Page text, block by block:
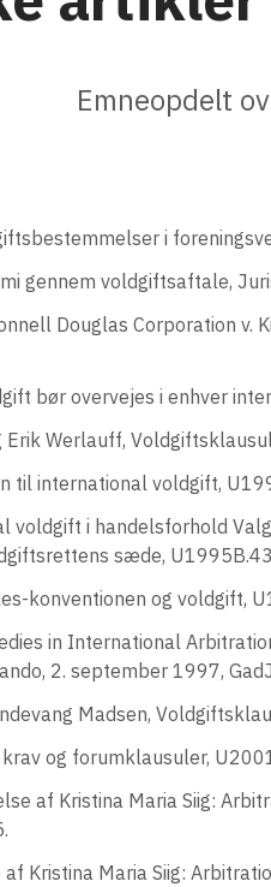
Emneopdelt
i
gennem voldgiftsaftale,
Douglas Corporation v.
bør overvejes i enhver
Erik Werlauff,
til international voldgift,
voldgift i handelsforhold
sæde,
konventionen og voldgift,
in International
2. september 1997,
Madsen,
og forumklausuler,
af Kristina Maria Siig:
Kristina Maria Siig: